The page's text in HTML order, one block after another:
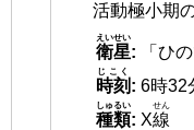
活動極小期
衛星
えいせい
:
「ひ
時刻
じこく
: 6時32
種類
しゅるい
: X線
せん